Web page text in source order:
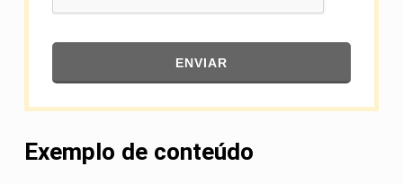
ENVIAR
Exemplo de conteúdo